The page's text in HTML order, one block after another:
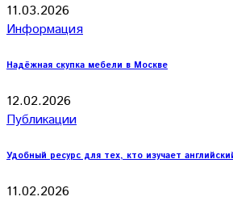
11.03.2026
Информация
Надёжная скупка мебели в Москве
12.02.2026
Публикации
Удобный ресурс для тех, кто изучает
11.02.2026